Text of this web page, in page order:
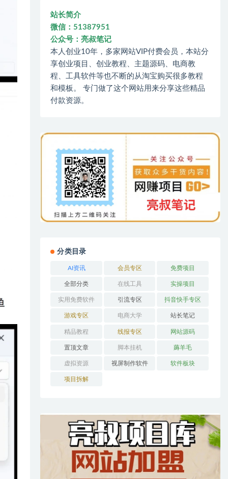
站长简介
微信：51387951
公众号：亮叔笔记
本人创业10年，多家网站VIP付费会员，本站分
享创业项目、创业教程、主题源码、电商教
程、工具软件等也不断的从淘宝购买很多教程
和模板。 专门做了这个网站用来分享这些精品
付款资源。
分类目录
AI资讯 会员专区 免费项目
全部分类 在线工具 实操项目
实用免费软件 引流专区 抖音快手专区
游戏专区 电商大学 站长笔记
精品教程 线报专区 网站源码
置顶文章 脚本挂机 薅羊毛
虚拟资源 视屏制作软件 软件板块
项目拆解